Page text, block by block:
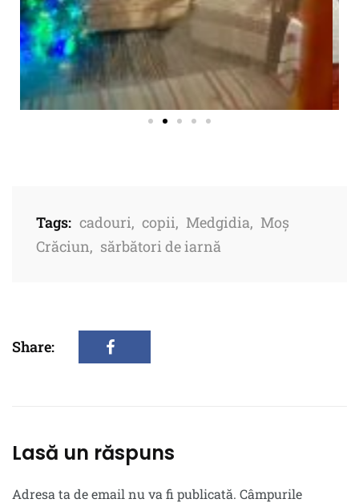
Tags: cadouri, copii, Medgidia, Moș
Crăciun, sărbători de iarnă
Share:
Lasă un răspuns
Adresa ta de email nu va fi publicată. Câmpurile